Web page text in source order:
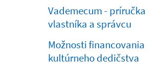
Vademecum - príručka
vlastníka a správcu
Možnosti financovania
kultúrneho dedičstva